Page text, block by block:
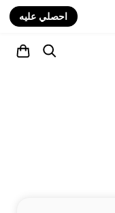
احصلي عليه